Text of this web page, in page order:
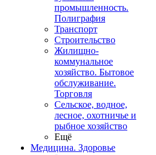
промышленность.
Полиграфия
Транспорт
Строительство
Жилищно-
коммунальное
хозяйство. Бытовое
обслуживание.
Торговля
Сельское, водное,
лесное, охотничье и
рыбное хозяйство
Ещё
Медицина. Здоровье